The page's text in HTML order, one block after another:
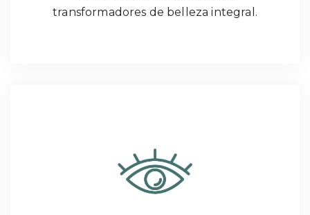
transformadores de belleza integral.